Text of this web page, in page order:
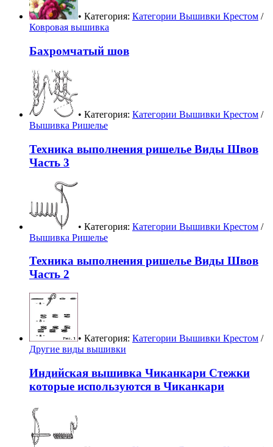
• Категория: Категории Вышивки Крестом /
Ковровая вышивка
Бахромчатый шов
• Категория: Категории Вышивки Крестом /
Вышивка Ришелье
Техника выполнения ришелье Виды Швов
Часть 3
• Категория: Категории Вышивки Крестом /
Вышивка Ришелье
Техника выполнения ришелье Виды Швов
Часть 2
• Категория: Категории Вышивки Крестом /
Другие виды вышивки
Индийская вышивка Чиканкари Стежки
которые используются в Чиканкари